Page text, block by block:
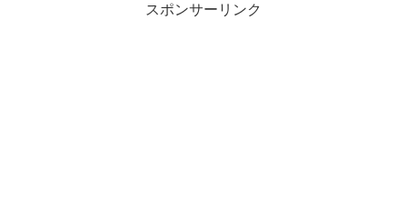
スポンサーリンク